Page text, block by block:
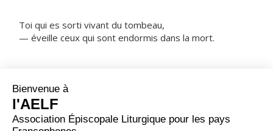
Toi qui es sorti vivant du tombeau,
— éveille ceux qui sont endormis dans la mort.
ORAISON
Puisque ta sagesse inexprimable, Seigneur, se